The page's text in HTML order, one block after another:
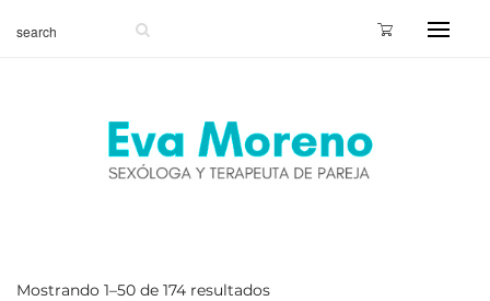
Mostrando 1–50 de 174 resultados